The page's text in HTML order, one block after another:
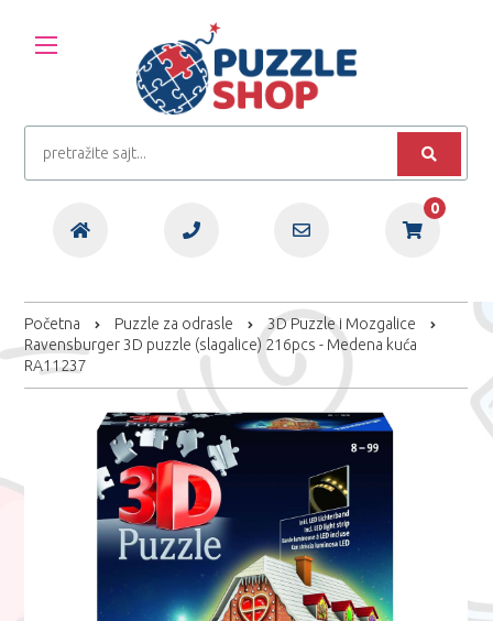
0
Početna Puzzle za odrasle
3D Puzzle i Mozgalice
Ravensburger 3D puzzle (slagalice) 216pcs - Medena kuća
RA11237